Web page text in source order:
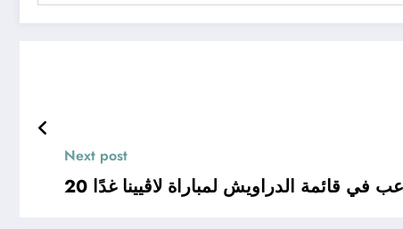
Next post
لاعب في قائمة الدراويش لمباراة لاڤيينا غدًا